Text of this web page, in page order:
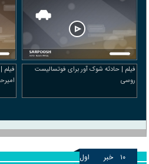
فیلم | حادثه شوک آور برای فوتسالیست
روسی
۱۰ خبر اول